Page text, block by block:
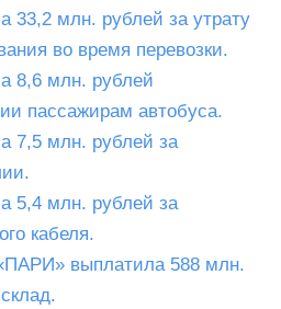
млн. рублей за утрату
во время перевозки.
8,6 млн. рублей
пассажирам автобуса.
7,5 млн. рублей за
5,4 млн. рублей за
кабеля.
выплатила 588 млн.